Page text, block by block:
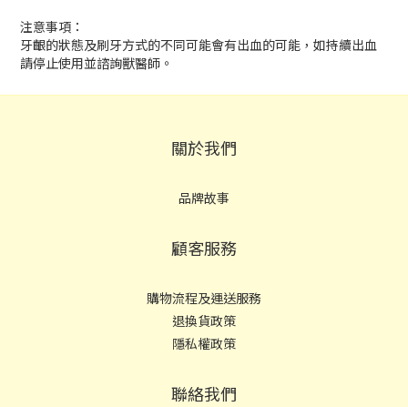
注意事項：
牙齦的狀態及刷牙方式的不同可能會有出血的可能，如持續出血
請停止使用並諮詢獸醫師。
關於我們
品牌故事
顧客服務
購物流程及運送服務
退換貨政策
隱私權政策
聯絡我們